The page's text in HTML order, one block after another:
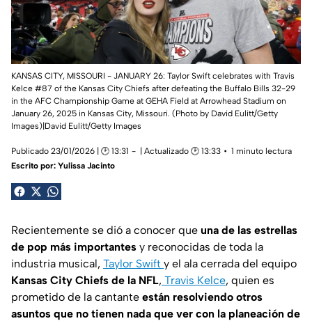
KANSAS CITY, MISSOURI - JANUARY 26: Taylor Swift celebrates with Travis
Kelce #87 of the Kansas City Chiefs after defeating the Buffalo Bills 32-29
in the AFC Championship Game at GEHA Field at Arrowhead Stadium on
January 26, 2025 in Kansas City, Missouri. (Photo by David Eulitt/Getty
Images)|David Eulitt/Getty Images
Publicado 23/01/2026 | 🕑 13:31 | Actualizado 🕑 13:33
1 minuto lectura
Escrito por: Yulissa Jacinto
Recientemente se dió a conocer que una de las estrellas
de pop más importantes y reconocidas de toda la
industria musical, Taylor Swift y el ala cerrada del equipo
Kansas City Chiefs de la NFL, Travis Kelce, quien es
prometido de la cantante están resolviendo otros
asuntos que no tienen nada que ver con la planeación de